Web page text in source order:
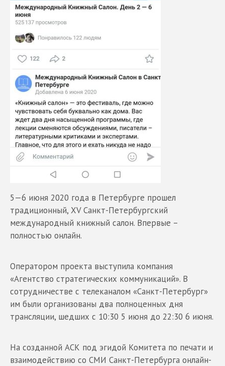
5—6 июня 2020 года в Петербурге прошел
традиционный, XV Санкт-Петербургский
международный книжный салон. Впервые –
полностью онлайн.
Оператором проекта выступила компания
«Агентство стратегических коммуникаций». В
сотрудничестве с телеканалом «Санкт-Петербург»
им были организованы два полноценных дня
трансляции, шедших с 10:30 5 июня до 22:30 6 июня.
На созданной АСК под эгидой Комитета по печати и
взаимодействию со СМИ Санкт-Петербурга онлайн-